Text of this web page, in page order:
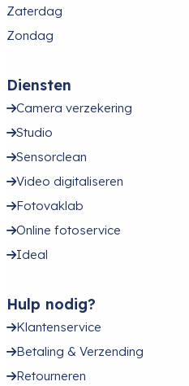
Zaterdag
Zondag
Diensten
Camera verzekering
Studio
Sensorclean
Video digitaliseren
Fotovaklab
Online fotoservice
Ideal
Hulp nodig?
Klantenservice
Betaling & Verzending
Retourneren